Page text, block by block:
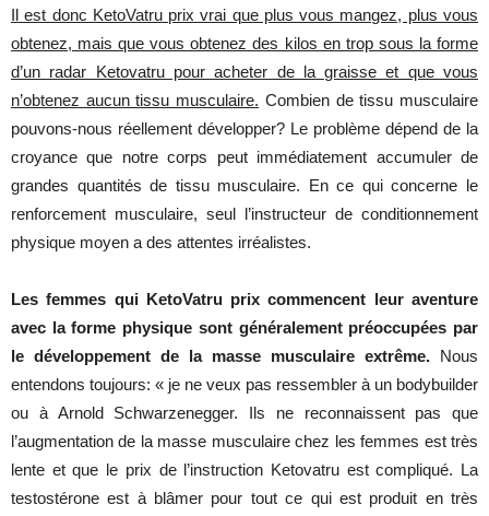
Il est donc KetoVatru prix vrai que plus vous mangez, plus vous
obtenez, mais que vous obtenez des kilos en trop sous la forme
d’un radar Ketovatru pour acheter de la graisse et que vous
n’obtenez aucun tissu musculaire. Combiendetissu musculaire
pouvons-nous réellement développer? Le problème dépend de la
croyance que notre corps peut immédiatement accumulerde
grandes quantités de tissu musculaire. En ce quiconcerne le
renforcement musculaire, seul l’instructeur de conditionnement
physique moyen a des attentes irréalistes.
Les femmes qui KetoVatru prix commencent leur aventure
avec la forme physique sont généralement préoccupées par
le développement de la masse musculaire extrême. Nous
entendons toujours: « je ne veux pas ressembler à un bodybuilder
ou à Arnold Schwarzenegger. Ils ne reconnaissentpas que
l’augmentation de la masse musculaire chez les femmes est très
lente etque le prix de l’instruction Ketovatru est compliqué. La
testostérone est à blâmer pour toutce qui est produit entrès